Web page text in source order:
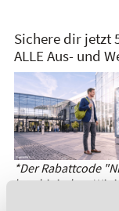
Sichere dir jetzt
ALLE Aus- und
*Der Rabattcode
kombinierbar. Wir